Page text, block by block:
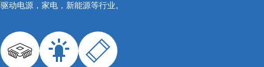
驱动电源，家电，新能源等行业。